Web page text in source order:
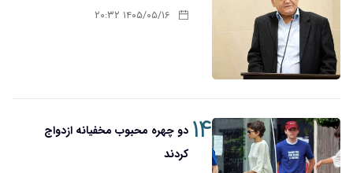
۱۴۰۵/۰۵/۱۶ ۲۰:۳۲
۱۴ دو چهره محبوب مخفیانه ازدواج
کردند